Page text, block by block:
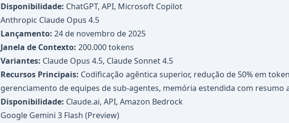
Disponibilidade: ChatGPT, API, Microsoft Copilot
Anthropic Claude Opus 4.5
Lançamento: 24 de novembro de 2025
Janela de Contexto: 200.000 tokens
Variantes: Claude Opus 4.5, Claude Sonnet 4.5
Recursos Principais: Codificação agêntica superior, redução de 50% em
gerenciamento de equipes de sub-agentes, memória estendida com resumo
Disponibilidade: Claude.ai, API, Amazon Bedrock
Google Gemini 3 Flash (Preview)